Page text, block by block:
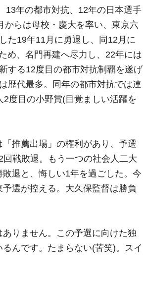
年の都市対抗、12年の日本選手
からは母校・慶大を率い、東京六
た19年11月に勇退し、同12月に
め、名門再建へ尽力し、22年には
する12度目の都市対抗制覇を遂げ
歴代最多。同年の都市対抗では連
度目の小野賞(目覚ましい活躍を
推薦出場」の権利があり、予選
戦敗退。もう一つの社会人二大
退と、悔しい1年を過ごした。今
選が控える。大久保監督は勝負
ありません。この予選に向けた独
んです。たまらない(苦笑)。スイ